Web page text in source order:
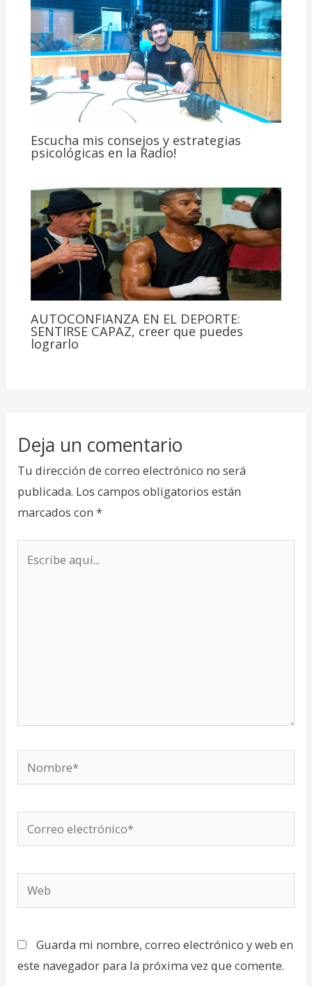
Escucha mis consejos y estrategias
psicológicas en la Radio!
AUTOCONFIANZA EN EL DEPORTE:
SENTIRSE CAPAZ, creer que puedes
lograrlo
Deja un comentario
Tu dirección de correo electrónico no será
publicada. Los campos obligatorios están
marcados con*
Correo
electrónico*
Web
Guarda mi nombre, correo electrónico y web en
este navegador para la próxima vez que comente.